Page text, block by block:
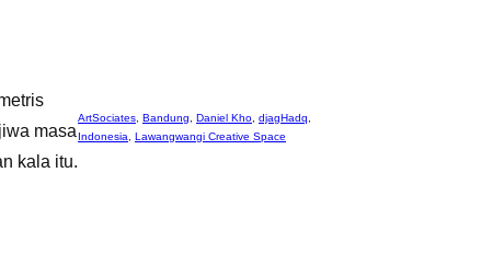
masa
kala itu.
ArtSociates, Bandung, Daniel Kho, djagHadq,
Indonesia, Lawangwangi Creative Space